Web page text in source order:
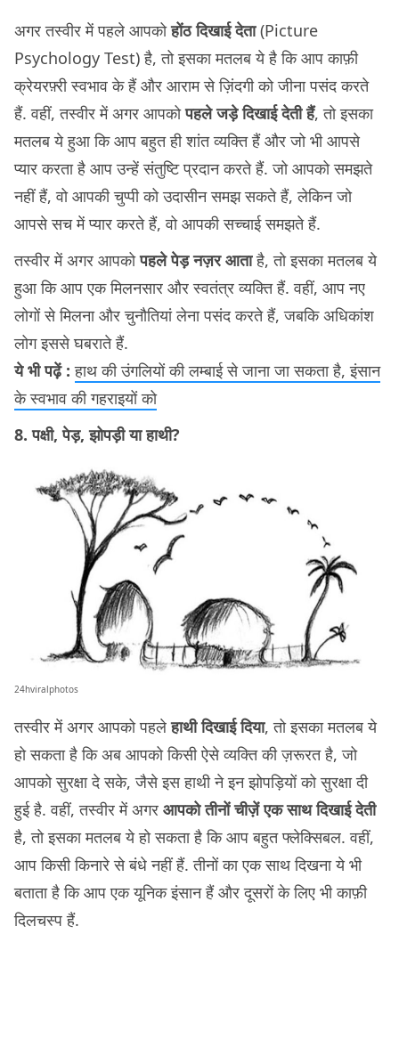
अगर तस्वीर में पहले आपकोहोंठ दिखाई देता(Picture
Psychology Test) है, तो इसका मतलब ये है कि आप काफ़ी
क्रेयरफ़्री स्वभाव के हैं और आराम से ज़िंदगी को जीना पसंद करते
हैं. वहीं, तस्वीर में अगर आपकोपहले जड़े दिखाई देती हैं, तो इसका
मतलब ये हुआ कि आप बहुत ही शांत व्यक्ति हैं और जो भी आपसे
प्यार करता है आप उन्हें संतुष्टि प्रदान करते हैं. जो आपको समझते
नहीं हैं, वो आपकी चुप्पी को उदासीन समझ सकते हैं, लेकिन जो
आपसे सच में प्यार करते हैं, वो आपकी सच्चाई समझते हैं.
तस्वीर में अगर आपकोपहले पेड़ नज़र आताहै, तो इसका मतलब ये
हुआ कि आप एक मिलनसार और स्वतंत्र व्यक्ति हैं. वहीं, आप नए
लोगों से मिलना और चुनौतियां लेना पसंद करते हैं, जबकि अधिकांश
लोग इससे घबराते हैं.
ये भी पढ़ें :हाथ की उंगलियों की लम्बाई से जाना जा सकता है, इंसान
के स्वभाव की गहराइयों को
8. पक्षी, पेड़, झोपड़ी या हाथी?
24hviralphotos
तस्वीर में अगर आपको पहलेहाथी दिखाई दिया, तो इसका मतलब ये
हो सकता है कि अब आपको किसी ऐसे व्यक्ति की ज़रूरत है, जो
आपको सुरक्षा दे सके, जैसे इस हाथी ने इन झोपड़ियों को सुरक्षा दी
हुई है. वहीं, तस्वीर में अगर आपको तीनों चीज़ें एक साथ दिखाई देती
है, तो इसका मतलब ये हो सकता है कि आप बहुत फ्लेक्सिबल. वहीं,
आप किसी किनारे से बंधे नहीं हैं. तीनों का एक साथ दिखना ये भी
बताता है कि आप एक यूनिक इंसान हैं और दूसरों के लिए भी काफ़ी
दिलचस्प हैं.